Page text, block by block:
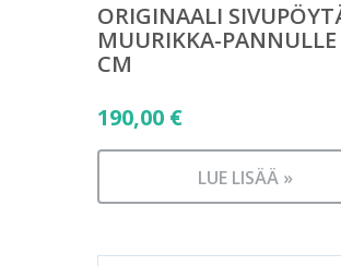
ORIGINAALI
MUURIKKA-
CM
190,00 €
LUE LISÄÄ »